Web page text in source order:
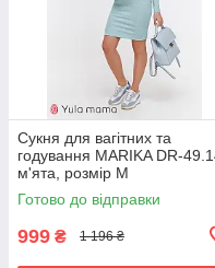
Сукня для вагітних та
годування MARIKA DR-
м'ята, розмір М
Готово до відправки
999 ₴ 1 196 ₴